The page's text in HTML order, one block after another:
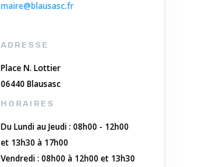
maire@blausasc.fr
ADRESSE
Place N. Lottier
06440 Blausasc
HORAIRES
Du Lundi au Jeudi : 08h00 - 12h00
et 13h30 à 17h00
Vendredi : 08h00 à 12h00 et 13h30